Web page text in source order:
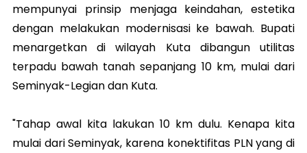
mempunyai prinsip menjaga keindahan, estetika
dengan melakukan modernisasi ke bawah. Bupati
menargetkan di wilayah Kuta dibangun utilitas
terpadu bawah tanah sepanjang 10 km, mulai dari
Seminyak-Legian dan Kuta.
"Tahap awal kita lakukan 10 km dulu. Kenapa kita
mulai dari Seminyak, karena konektifitas PLN yang di